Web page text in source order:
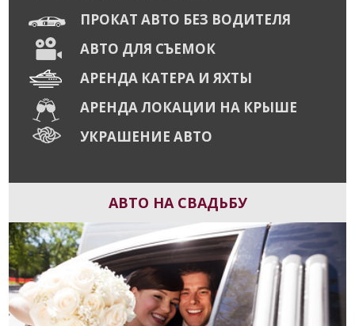
ПРОКАТ АВТО БЕЗ ВОДИТЕЛЯ
АВТО ДЛЯ СЪЕМОК
АРЕНДА КАТЕРА И ЯХТЫ
АРЕНДА ЛОКАЦИИ НА КРЫШЕ
УКРАШЕНИЕ АВТО
АВТО НА СВАДЬБУ